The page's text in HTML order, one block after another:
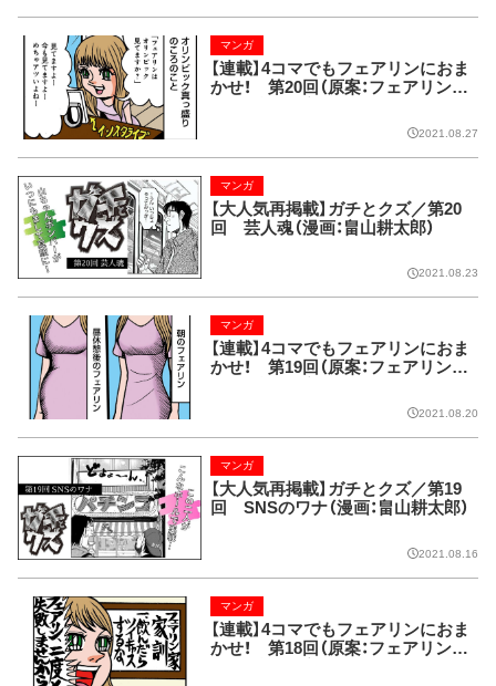
【連載】4コマでもフェアリンにおま
かせ！ 第20回（原案：フェアリン
マンガ
2021.08.27
【大人気再掲載】ガチとクズ／第20
回 芸人魂（漫画：畠山耕太郎）
マンガ
2021.08.23
【連載】4コマでもフェアリンにおま
かせ！ 第19回（原案：フェアリン
マンガ
2021.08.20
【大人気再掲載】ガチとクズ／第19
回 SNSのワナ（漫画：畠山耕太郎）
マンガ
2021.08.16
【連載】4コマでもフェアリンにおま
かせ！ 第18回（原案：フェアリン
マンガ